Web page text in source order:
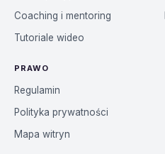
Coaching i mentoring
Tutoriale wideo
PRAWO
Regulamin
Polityka prywatności
Mapa witryn